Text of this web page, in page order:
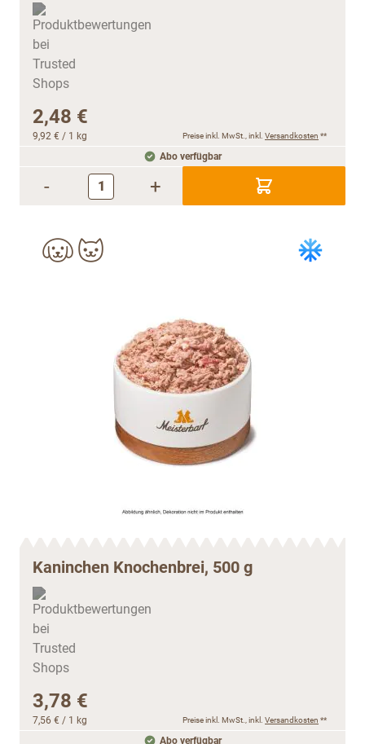
2,48 €
9,92 € / 1 kg Preise inkl. MwSt., inkl. Versandkosten **
Abo verfügbar
- +
Kaninchen Knochenbrei, 500 g
3,78 €
7,56 € / 1 kg Preise inkl. MwSt., inkl. Versandkosten **
Abo verfügbar